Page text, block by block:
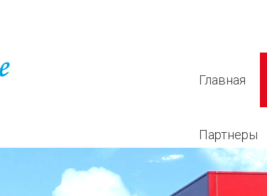
Главная
Партнеры